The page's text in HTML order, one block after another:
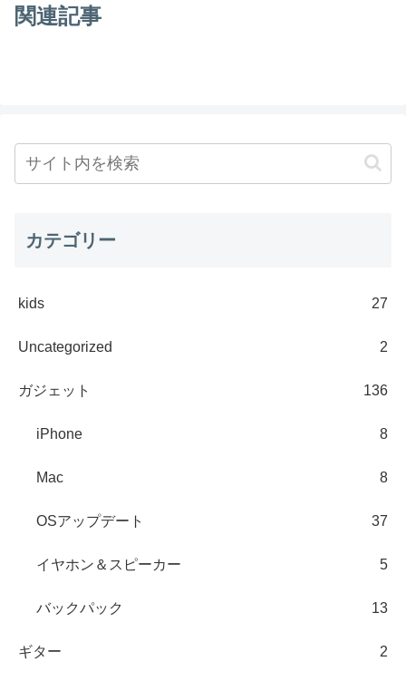
関連記事
カテゴリー
kids 27
Uncategorized 2
ガジェット 136
iPhone 8
Mac 8
OSアップデート 37
イヤホン＆スピーカー 5
バックパック 13
ギター 2